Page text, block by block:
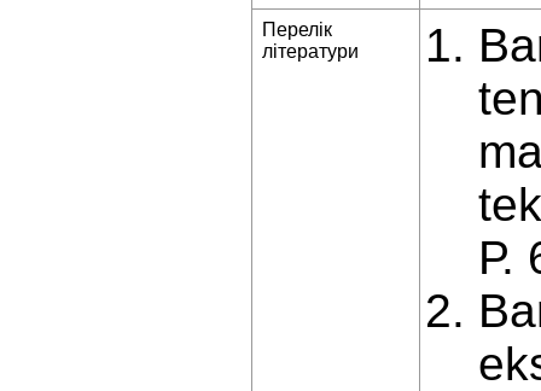
Перелік
літератури
Р.